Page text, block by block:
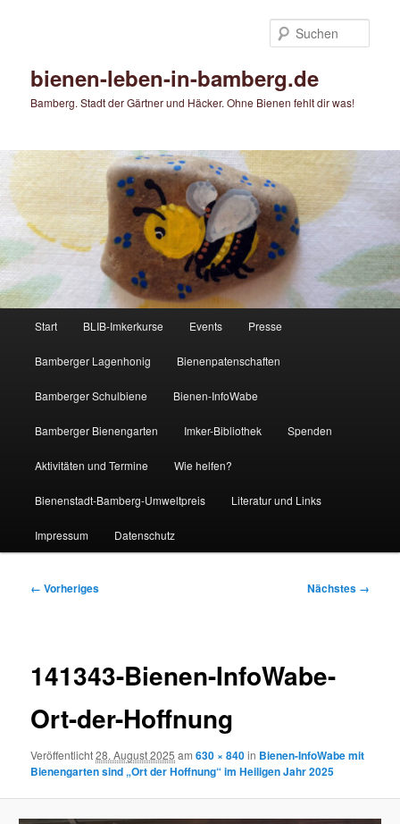
bienen-leben-in-bamberg.de
Bamberg. Stadt der Gärtner und Häcker. Ohne Bienen fehlt dir was!
Start BLIB-Imkerkurse Events Presse
Bamberger Lagenhonig Bienenpatenschaften
Bamberger Schulbiene Bienen-InfoWabe
Bamberger Bienengarten Imker-Bibliothek Spenden
Aktivitäten und Termine Wie helfen?
Bienenstadt-Bamberg-Umweltpreis Literatur und Links
Impressum Datenschutz
Bilder-
← Vorheriges Nächstes →
141343-Bienen-InfoWabe-
Ort-der-Hoffnung
Veröffentlicht28. August 2025 am630 × 840in Bienen-InfoWabe mit
Bienengarten sind „Ort der Hoffnung“ im Heiligen Jahr 2025